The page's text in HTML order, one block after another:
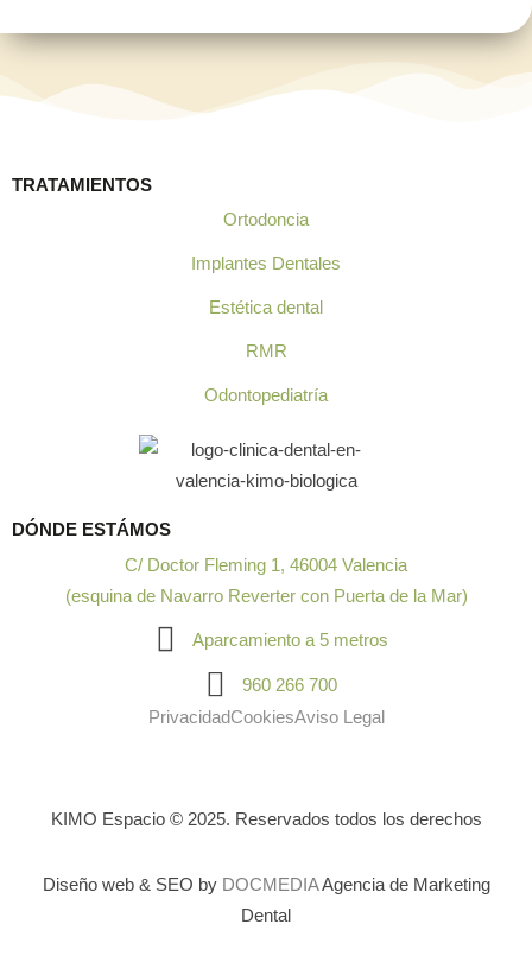
TRATAMIENTOS
Ortodoncia
Implantes Dentales
Estética dental
RMR
Odontopediatría
DÓNDE ESTÁMOS
C/ Doctor Fleming 1, 46004 Valencia
(esquina de Navarro Reverter con Puerta de la Mar)
Aparcamiento a 5 metros
960 266 700
PrivacidadCookiesAviso Legal
KIMO Espacio © 2025. Reservados todos los derechos
Diseño web & SEO by DOCMEDIAAgencia de Marketing
Dental